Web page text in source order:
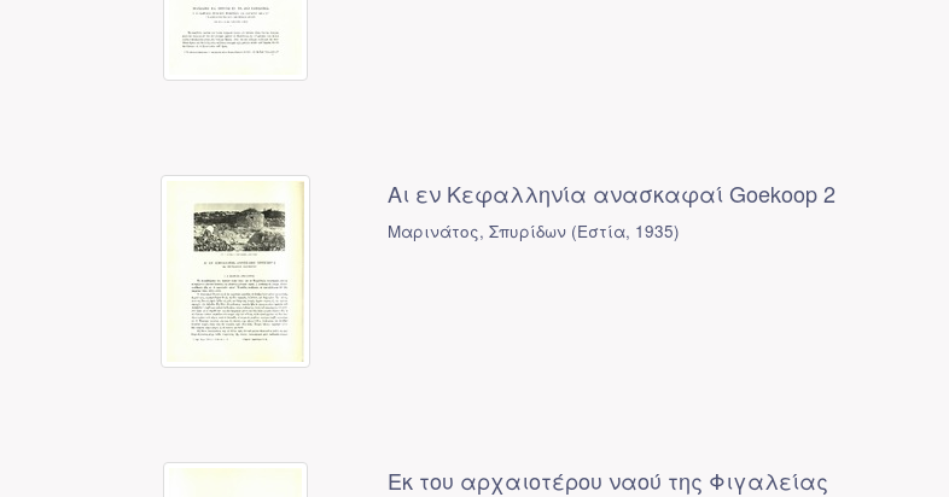
Αι εν Κεφαλληνία ανασκαφαί Goekoop 2
Μαρινάτος, Σπυρίδων (Εστία, 1935)
Εκ του αρχαιοτέρου ναού της Φιγαλείας